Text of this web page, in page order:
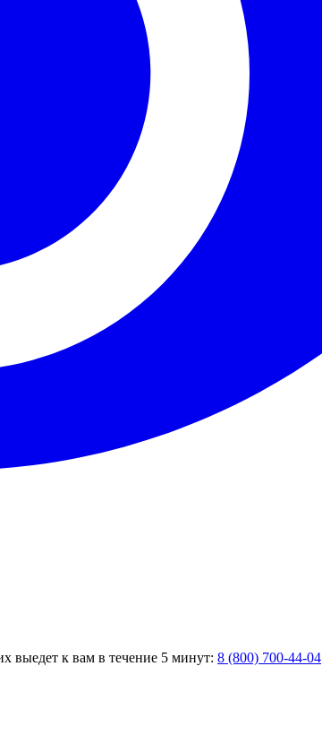
выедет к вам в течение 5 минут: 8 (800) 700-44-04